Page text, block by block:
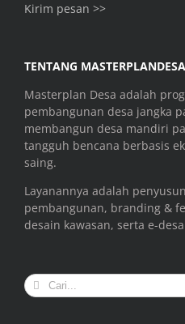
Kirim pesan >>
TENTANG
Masterplan Desa adalah
pembangunan desa jangka
membangun desa mandiri
tangguh bencana berbasis
saing.
Layanannya adalah
pembangunan, branding &
desain kawasan, serta e-
Search
for: